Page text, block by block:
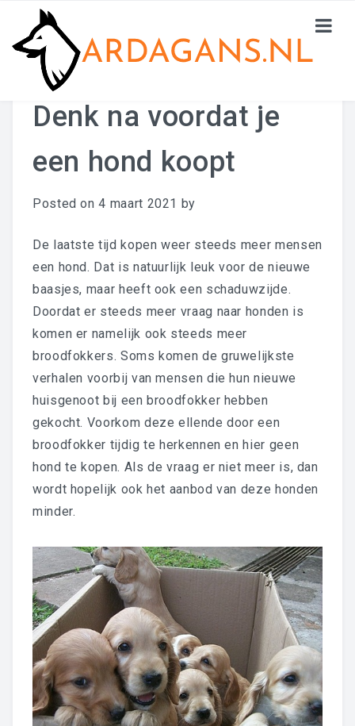
HOME
DE AANSCHAF
CONTACTEN
Denk na voordat je
een hond koopt
Posted on4 maart 2021 by
De laatste tijd kopen weer steeds meer mensen
een hond. Dat is natuurlijk leuk voor de nieuwe
baasjes, maar heeft ook een schaduwzijde.
Doordat er steeds meer vraag naar honden is
komen er namelijk ook steeds meer
broodfokkers. Soms komen de gruwelijkste
verhalen voorbij van mensen die hun nieuwe
huisgenoot bij een broodfokker hebben
gekocht. Voorkom deze ellende door een
broodfokker tijdig te herkennen en hier geen
hond te kopen. Als de vraag er niet meer is, dan
wordt hopelijk ook het aanbod van deze honden
minder.